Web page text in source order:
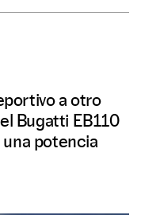
a otro
Bugatti EB110
potencia